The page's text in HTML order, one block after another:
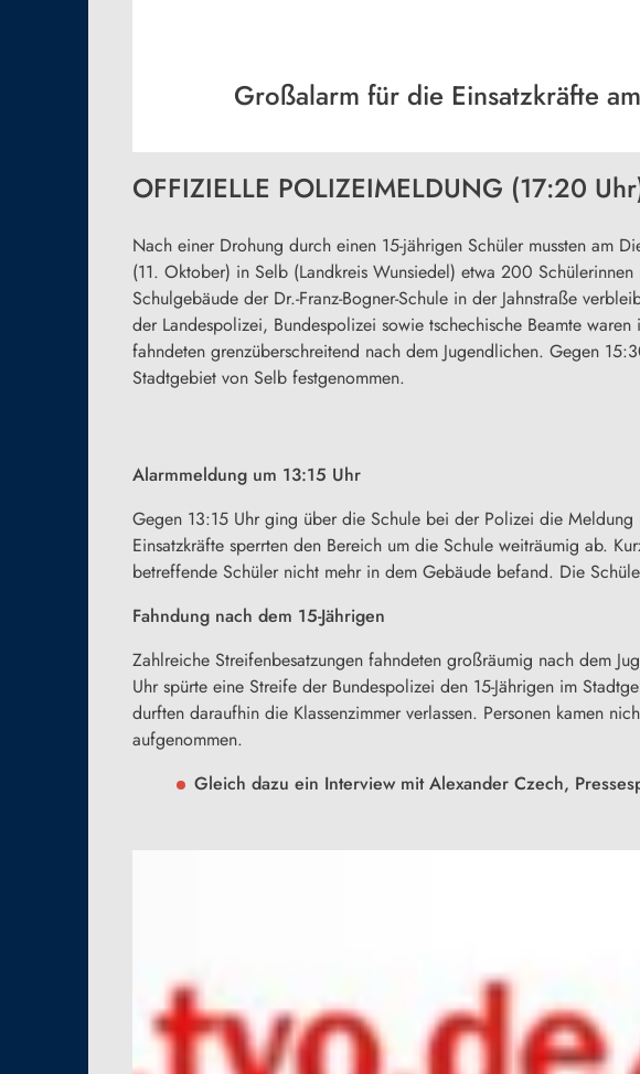
Großalarm für die Einsatzkräfte
OFFIZIELLE POLIZEIMELDUNG (17:20
Nach einer Drohung durch einen 15-jährigen Schüler mussten am
(11. Oktober) in Selb (Landkreis Wunsiedel) etwa 200
Schulgebäude der Dr.-Franz-Bogner-Schule in der Jahnstraße
der Landespolizei, Bundespolizei sowie tschechische Beamte waren
fahndeten grenzüberschreitend nach dem Jugendlichen. Gegen
Stadtgebiet von Selb festgenommen.
Alarmmeldung um 13:15 Uhr
Gegen 13:15 Uhr ging über die Schule bei der Polizei die
Einsatzkräfte sperrten den Bereich um die Schule weiträumig ab.
betreffende Schüler nicht mehr in dem Gebäude befand. Die
Fahndung nach dem 15-Jährigen
Zahlreiche Streifenbesatzungen fahndeten großräumig nach dem
Uhr spürte eine Streife der Bundespolizei den 15-Jährigen im
durften daraufhin die Klassenzimmer verlassen. Personen kamen
aufgenommen.
Gleich dazu ein Interview mit Alexander Czech,